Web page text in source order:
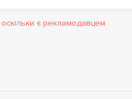
є рекламодавцем